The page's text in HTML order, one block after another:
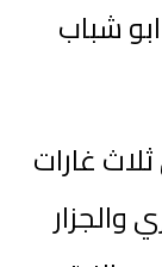
شباب
غارات
والجزار